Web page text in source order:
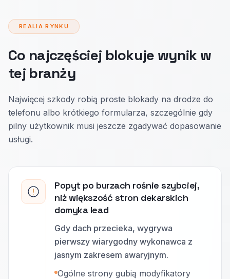
REALIA RYNKU
Co najczęściej blokuje wynik w
tej branży
Najwięcej szkody robią proste blokady na drodze do
telefonu albo krótkiego formularza, szczególnie gdy
pilny użytkownik musi jeszcze zgadywać dopasowanie
usługi.
Popyt po burzach rośnie szybciej,
niż większość stron dekarskich
domyka lead
Gdy dach przecieka, wygrywa
pierwszy wiarygodny wykonawca z
jasnym zakresem awaryjnym.
Ogólne strony gubią modyfikatory